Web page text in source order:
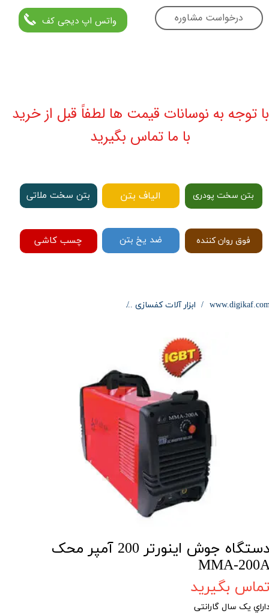
درخواست مشاوره واتس اپ دیجی کف
ابزار آلات کفسازی
دستگاه جوش اينورتر 200 آمپر محک
MMA-
بگیرید
يک سال گارانتی
با توجه به نوسانات قیمت ها لطفاً قبل از خرید
با ما تماس بگیرید
بتن سخت پودری بتن سخت ملاتی الیاف بتن
چسب کاشی فوق روان کننده ضد یخ بتن